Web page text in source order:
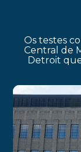
Os testes
Central de
Detroit